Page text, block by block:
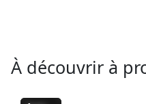
À découvrir à